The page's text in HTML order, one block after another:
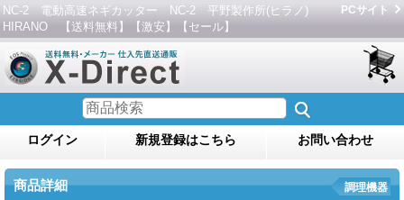
NC-2 電動高速ネギカッター NC-2 平野製作所(ヒラノ)
HIRANO 【送料無料】【激安】【セール】
PCサイト
ログイン 新規登録はこちら お問い合わせ
商品詳細 調理機器